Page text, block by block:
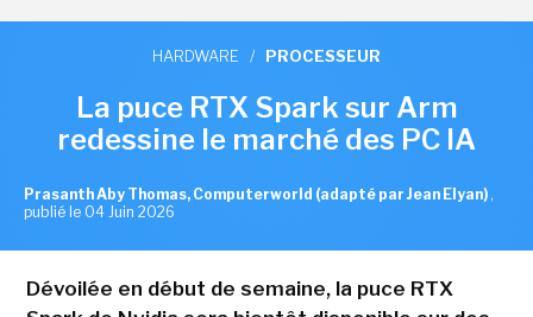
HARDWARE / PROCESSEUR
La puce RTX Spark sur Arm
redessine le marché des PC IA
Prasanth Aby Thomas, Computerworld (adapté par Jean Elyan) ,
publié le 04 Juin 2026
Dévoilée en début de semaine, la puce RTX